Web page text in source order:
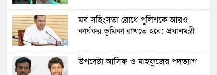
সমাবেশ ও মানববন্ধন
গোলাপগঞ্জে পিকআপ ভ্যানের ধাক্কায় অটোরিকশা যাত্রী
নিহত, স্ত্রী-সন্তান আহত
বিয়ানীবাজারে পুকুরে গোসল করতে যাওয়ায় মেয়েকে
‘কুপিয়ে হত্যা’ বাবার
মব সহিংসতা রোধে পুলিশকে আরও
কার্যকর ভূমিকা রাখতে হবে: প্রধানমন্ত্রী
উপদেষ্টা আসিফ ও মাহফুজের পদত্যাগ